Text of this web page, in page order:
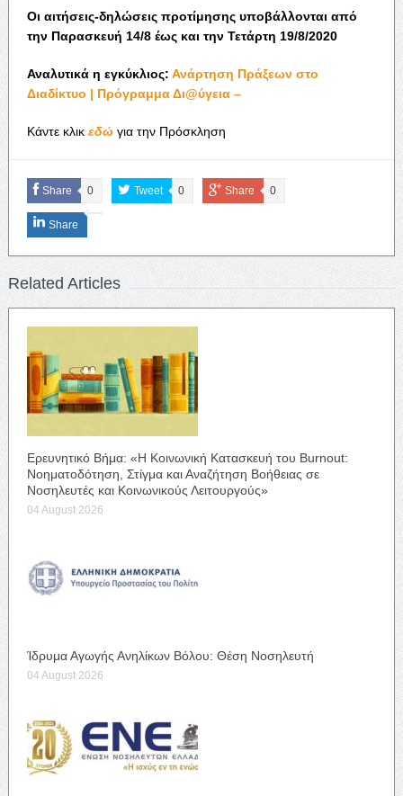
Οι αιτήσεις-δηλώσεις προτίμησης υποβάλλονται από
την Παρασκευή 14/8 έως και την Τετάρτη 19/8/2020
Αναλυτικά η εγκύκλιος: Ανάρτηση Πράξεων στο
Διαδίκτυο | Πρόγραμμα Δι@ύγεια –
Κάντε κλικ εδώγια την Πρόσκληση
Share 0 Tweet 0 Share 0
Share
Related Articles
Ερευνητικό Βήμα: «Η Κοινωνική Κατασκευή του Burnout:
Νοηματοδότηση, Στίγμα και Αναζήτηση Βοήθειας σε
Νοσηλευτές και Κοινωνικούς Λειτουργούς»
04 August 2026
Ίδρυμα Αγωγής Ανηλίκων Βόλου: Θέση Νοσηλευτή
04 August 2026